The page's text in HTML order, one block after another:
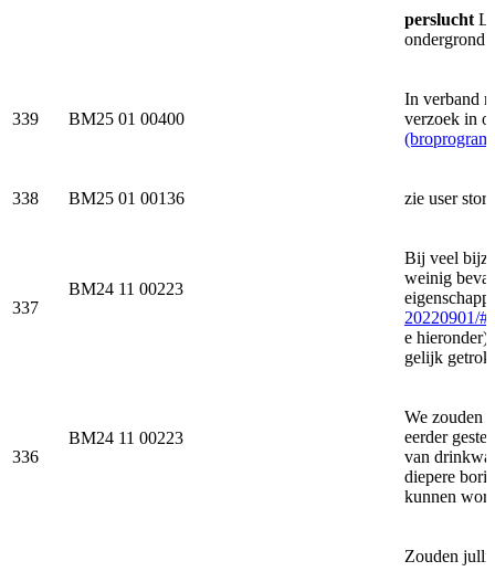
perslucht
ondergrond
339 BM25 01 00400
In verband
verzoek in
338 BM25 01 00136 zie user
337
BM24 11 00223
Bij veel
weinig
20220901/
e
gelijk
336
BM24 11 00223
We zouden
eerder
van
diepere
kunnen
Zouden